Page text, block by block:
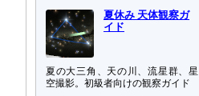
夏休み 天体観察ガ
イド
夏の大三角、天の川、流星群、星
空撮影。初級者向けの観察ガイド